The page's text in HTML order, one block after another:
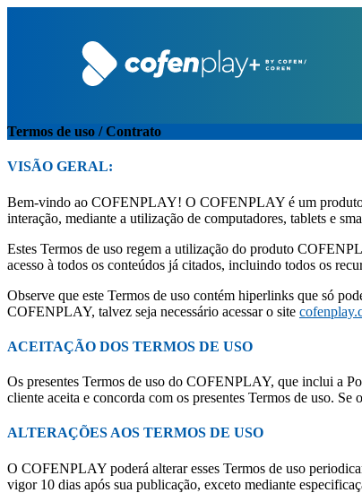
Termos de uso / Contrato
VISÃO GERAL:
Bem-vindo ao COFENPLAY! O COFENPLAY é um produto
interação, mediante a utilização de computadores, tablets e
Estes Termos de uso regem a utilização do produto
acesso à todos os conteúdos já citados, incluindo todos os
Observe que este Termos de uso contém hiperlinks que só
COFENPLAY, talvez seja necessário acessar o site
ACEITAÇÃO DOS TERMOS DE USO
Os presentes Termos de uso do COFENPLAY, que inclui a
cliente aceita e concorda com os presentes Termos de uso.
ALTERAÇÕES AOS TERMOS DE USO
O COFENPLAY poderá alterar esses Termos de uso
vigor 10 dias após sua publicação, exceto mediante